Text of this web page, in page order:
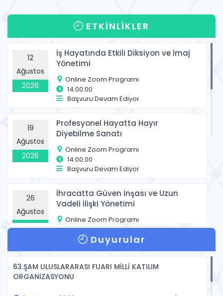
2026 YILI OCAK-HAZİRAN DÖNEMİ
İHRACAT RAKAMLARI
3 Temmuz 2026 devamı..
GAİB YOUTUBE KANALINDA
BULUNAN EĞİTİMLER
12 Haziran 2026
2026 YILI OCAK-MAYIS DÖNEMİ
İHRACAT RAKAMLARI
5 Haziran 2026
GAİB HAZİRAN-TEMMUZ-
ETKİNLİKLER
Tüm Etkinlikler
12
Ağustos
2026
İş Hayatında Etkili Diksiyon ve İmaj
Yönetimi
Online Zoom Programı
14:00:00
Başvuru Devam Ediyor
19
Ağustos
2026
Profesyonel Hayatta Hayır
Diyebilme Sanatı
Online Zoom Programı
14:00:00
Başvuru Devam Ediyor
26
Ağustos
2026
İhracatta Güven İnşası ve Uzun
Vadeli İlişki Yönetimi
Online Zoom Programı
14:00:00
Başvuru Devam Ediyor
01
Eylül
Yapay Zeka ile Hedef Pazar ve
Potansiyel Müşteri Analizi (2
Duyurular
63.ŞAM ULUSLARARASI FUARI MİLLİ KATILIM
ORGANİZASYONU